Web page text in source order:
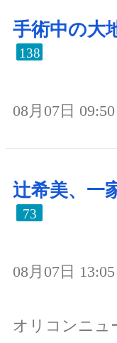
手術中の大
138
08月07日 09:50
辻希美、一
73
08月07日 13:05
オリコンニュ